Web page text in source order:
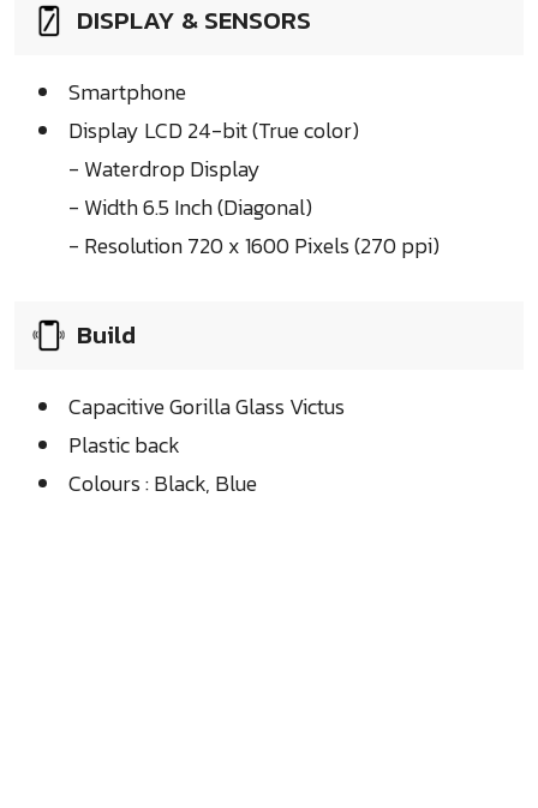
DISPLAY & SENSORS
Smartphone
Display LCD 24-bit (True color)
- Waterdrop Display
- Width 6.5 Inch (Diagonal)
- Resolution 720 x 1600 Pixels (270 ppi)
Build
Capacitive Gorilla Glass Victus
Plastic back
Colours : Black, Blue